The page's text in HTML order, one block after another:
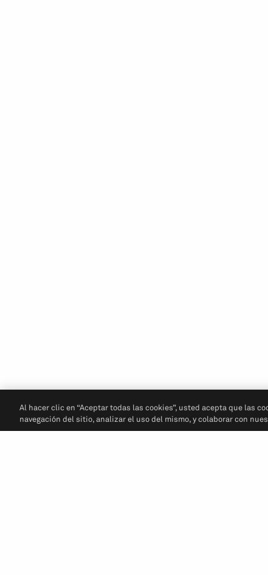
Al hacer clic en “Aceptar todas las cookies”, usted acepta que las
navegación del sitio, analizar el uso del mismo, y colaborar con